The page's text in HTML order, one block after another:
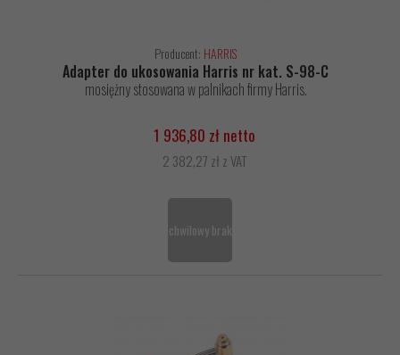
Producent: HARRIS
Adapter do ukosowania Harris nr kat. S-98-C
mosiężny stosowana w palnikach firmy Harris.
1 936,80 zł netto
2 382,27 zł z VAT
chwilowy brak